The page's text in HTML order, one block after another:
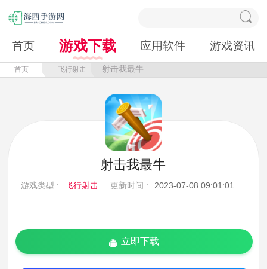
首页 游戏下载 应用软件 游戏资讯
首页 飞行射击 射击我最牛
射击我最牛
游戏类型 : 飞行射击 更新时间 : 2023-07-08 09:01:01
立即下载